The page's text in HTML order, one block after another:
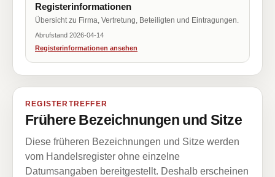
Registerinformationen
Übersicht zu Firma, Vertretung, Beteiligten und Eintragungen.
Abrufstand 2026-04-14
Registerinformationen ansehen
REGISTERTREFFER
Frühere Bezeichnungen und Sitze
Diese früheren Bezeichnungen und Sitze werden
vom Handelsregister ohne einzelne
Datumsangaben bereitgestellt. Deshalb erscheinen